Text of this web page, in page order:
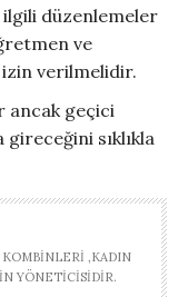
düzenlemeler
ve
verilmelidir.
ancak geçici
sıklıkla
KOMBINLERI ,KADIN
YÖNETICISIDIR.